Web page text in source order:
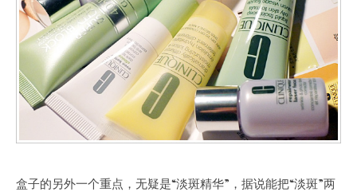
盒子的另外一个重点，无疑是“淡斑精华”，据说能把“淡斑”两